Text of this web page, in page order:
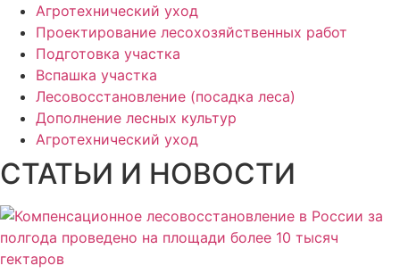
Агротехнический уход
Проектирование лесохозяйственных работ
Подготовка участка
Вспашка участка
Лесовосстановление (посадка леса)
Дополнение лесных культур
Агротехнический уход
СТАТЬИ И НОВОСТИ